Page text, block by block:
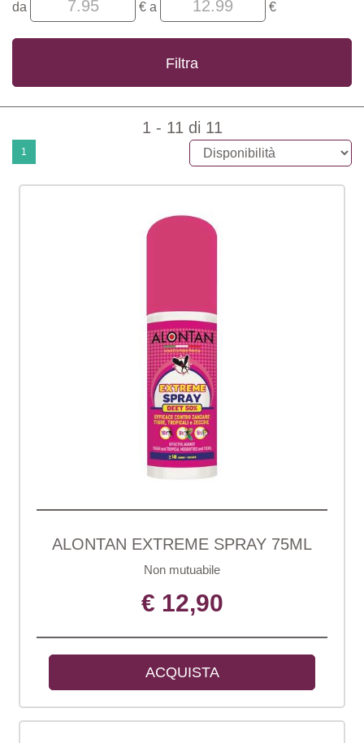
da
da €
a
a €
1 - 11 di 11
1
ALONTAN EXTREME SPRAY 75ML
Non mutuabile
€ 12,90
ACQUISTA